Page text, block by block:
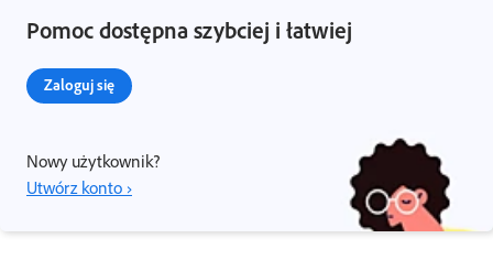
Pomoc dostępna szybciej i łatwiej
Zaloguj się
Nowy użytkownik?
Utwórz konto ›